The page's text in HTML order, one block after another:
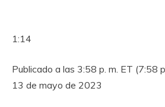
1:14
Publicado a las 3:58 p. m. ET (7:58
13 de mayo de 2023